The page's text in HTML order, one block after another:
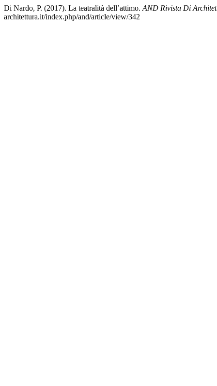
Di Nardo, P. (2017). La teatralità dell’attimo. AND Rivista Di
architettura.it/index.php/and/article/view/342